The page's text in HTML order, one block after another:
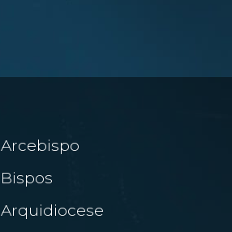
Arcebispo
Bispos
Arquidiocese